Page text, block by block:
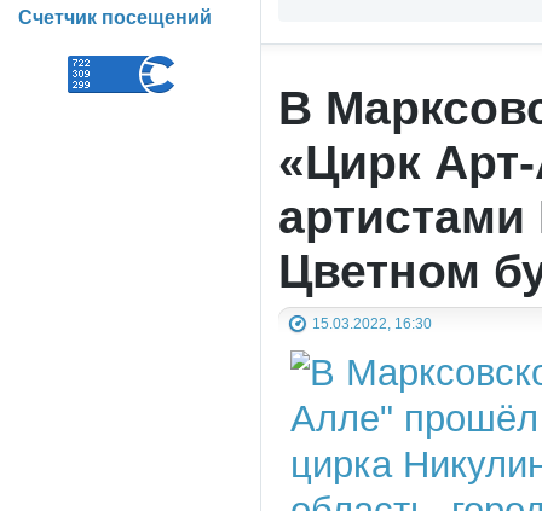
В
«Цирк
Цветном
15.03.2022, 16:30
Счетчик посещений